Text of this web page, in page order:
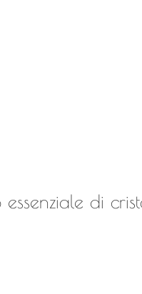
essenziale di